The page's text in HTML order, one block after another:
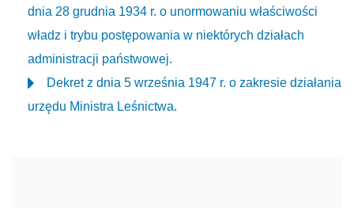
dnia 28 grudnia 1934 r. o unormowaniu właściwości
władz i trybu postępowania w niektórych działach
administracji państwowej.
Dekret z dnia 5 września 1947 r. o zakresie działania
urzędu Ministra Leśnictwa.